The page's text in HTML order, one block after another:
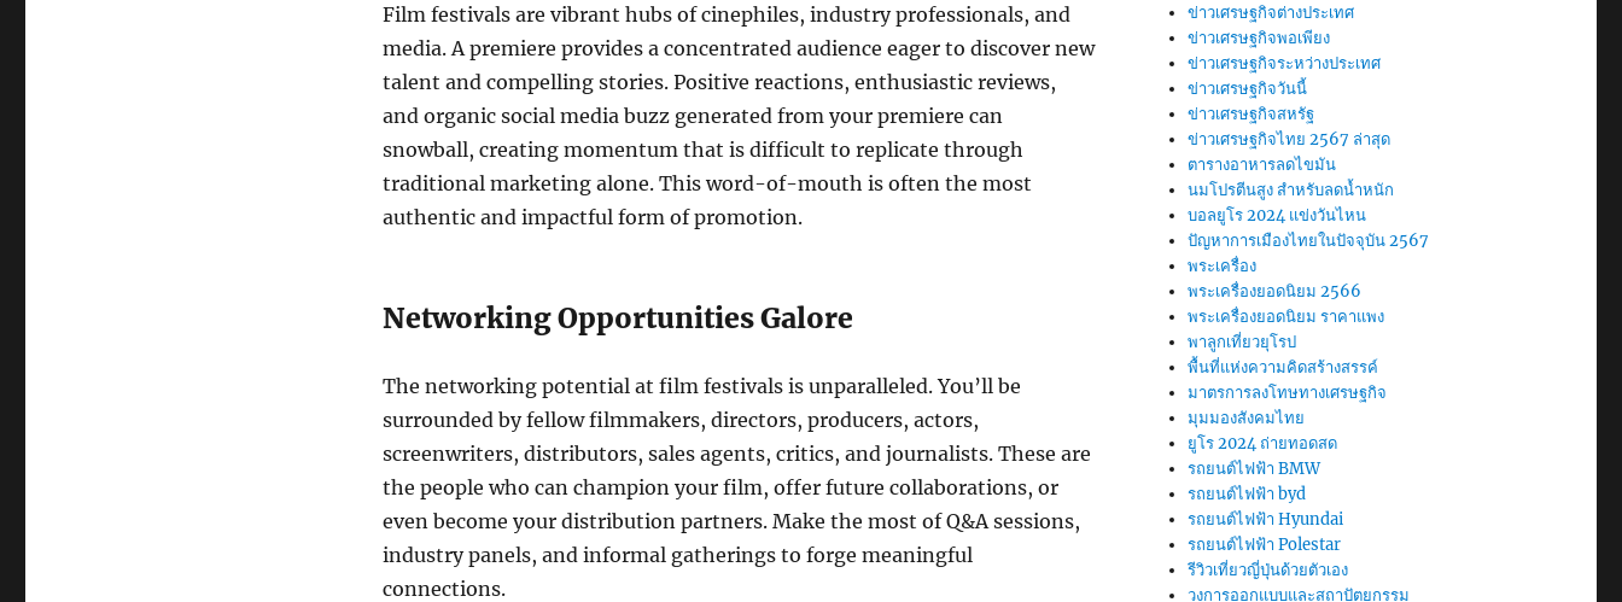
Film festivals are vibrant hubs of cinephiles, industry professionals, and
media. A premiere provides a concentrated audience eager to discover new
talent and compelling stories. Positive reactions, enthusiastic reviews,
and organic social media buzz generated from your premiere can
snowball, creating momentum that is difficult to replicate through
traditional marketing alone. This word-of-mouth is often the most
authentic and impactful form of promotion.
Networking Opportunities Galore
The networking potential at film festivals is unparalleled. You’ll be
surrounded by fellow filmmakers, directors, producers, actors,
screenwriters, distributors, sales agents, critics, and journalists. These are
the people who can champion your film, offer future collaborations, or
even become your distribution partners. Make the most of Q&A sessions,
industry panels, and informal gatherings to forge meaningful
connections.
ข่าวเศรษฐกิจต่างประเทศ
ข่าวเศรษฐกิจพอเพียง
ข่าวเศรษฐกิจระหว่างประเทศ
ข่าวเศรษฐกิจวันนี้
ข่าวเศรษฐกิจสหรัฐ
ข่าวเศรษฐกิจไทย 2567 ล่าสุด
ตารางอาหารลดไขมัน
นมโปรตีนสูง สำหรับลดน้ำหนัก
บอลยูโร 2024 แข่งวันไหน
ปัญหาการเมืองไทยในปัจจุบัน 2567
พระเครื่อง
พระเครื่องยอดนิยม 2566
พระเครื่องยอดนิยม ราคาแพง
พาลูกเที่ยวยุโรป
พื้นที่แห่งความคิดสร้างสรรค์
มาตรการลงโทษทางเศรษฐกิจ
มุมมองสังคมไทย
ยูโร 2024 ถ่ายทอดสด
รถยนต์ไฟฟ้า BMW
รถยนต์ไฟฟ้า byd
รถยนต์ไฟฟ้า Hyundai
รถยนต์ไฟฟ้า Polestar
รีวิวเที่ยวญี่ปุ่นด้วยตัวเอง
วงการออกแบบและสถาปัตยกรรม